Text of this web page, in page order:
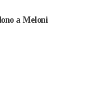
a Meloni